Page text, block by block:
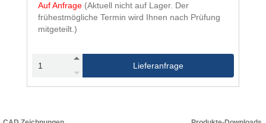
Auf Anfrage (Aktuell nicht auf Lager. Der
frühestmögliche Termin wird Ihnen nach Prüfung
mitgeteilt.)
Lieferanfrage